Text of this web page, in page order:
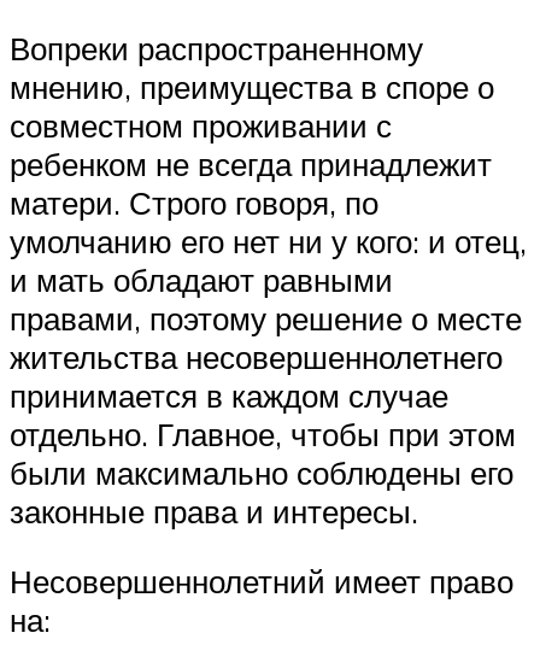
Вопреки распространенному
мнению, преимущества в споре о
совместном проживании с
ребенком не всегда принадлежит
матери. Строго говоря, по
умолчанию его нет ни у кого: и отец,
и мать обладают равными
правами, поэтому решение о месте
жительства несовершеннолетнего
принимается в каждом случае
отдельно. Главное, чтобы при этом
были максимально соблюдены его
законные права и интересы.
Несовершеннолетний имеет право
на: